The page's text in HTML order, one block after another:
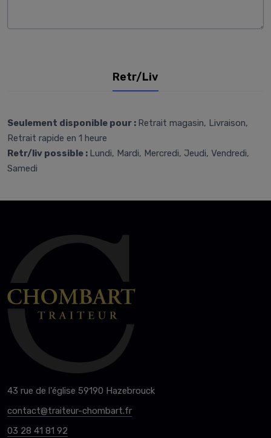
Retr/Liv
Seulement disponible pour : Retrait magasin, Livraison,
Retrait rapide en 1 heure
Retr/liv possible : Lundi, Mardi, Mercredi, Jeudi, Vendredi,
Samedi
43 rue de l'église 59190 Hazebrouck
contact@traiteur-chombart.fr
03 28 41 81 92